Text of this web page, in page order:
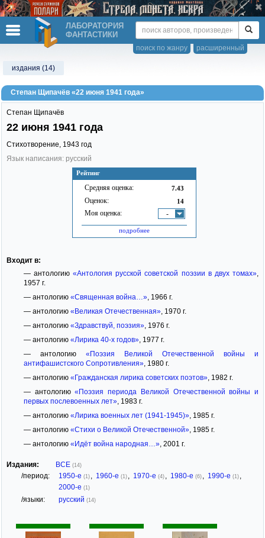
ЛАБОРАТОРИЯ
ФАНТАСТИКИ
расширенный
поиск по жанру
издания (14)
Степан Щипачёв «22 июня 1941 года»
Рейтинг
Средняя оценка: 7.43
Оценок: 14
Моя оценка: -
подробнее
Степан Щипачёв
22 июня 1941 года
Стихотворение, 1943 год
Язык написания: русский
Входит в:
— антологию«Антология русской советской поэзии в двух томах»
1957 г.
— антологию «Священная война…», 1966 г.
— антологию «Великая Отечественная», 1970 г.
— антологию «Здравствуй, поэзия», 1976 г.
— антологию «Лирика 40-х годов», 1977 г.
— антологию «Поэзия Великой Отечественной войны и
антифашистского Сопротивления», 1980 г.
— антологию «Гражданская лирика советских поэтов», 1982 г.
— антологию«Поэзия периода Великой Отечественной войны и
первых послевоенных лет», 1983 г.
— антологию «Лирика военных лет (1941-1945)», 1985 г.
— антологию «Стихи о Великой Отечественной», 1985 г.
— антологию «Идёт война народная…», 2001 г.
Издания: ВСЕ (14)
/период: 1950-е (1) 1960-е (1) 1970-е (4) 1980-е (6) 1990-е (1)
2000-е (1)
/языки: русский (14)